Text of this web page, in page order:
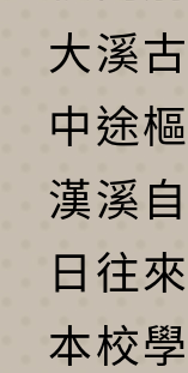
大溪
中途
漢溪
日往
本校